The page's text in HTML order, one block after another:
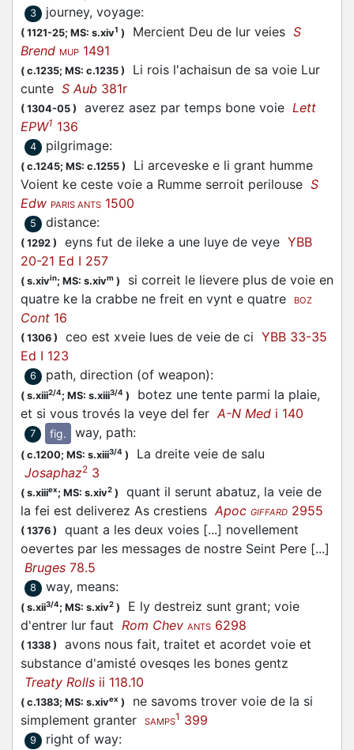
3 journey, voyage:
( 1121-25; MS: s.xiv1 ) Mercient Deu de lur veies S
Brend MUP 1491
( c.1235; MS: c.1235 )
Li rois l'achaisun de sa voie Lur
cunte S Aub 381r
( 1304-05 ) averez asez par temps bone voie Lett
EPW1 136
4 pilgrimage:
( c.1245; MS: c.1255 )
Li arceveske e li grant humme
Voient ke ceste voie a Rumme serroit perilouse S
Edw PARIS ANTS 1500
5 distance:
( 1292 ) eyns fut de ileke a une luye de veye YBB
20-21 Ed I 257
( s.xivin; MS: s.xivm )
si correit le lievere plus de voie en
quatre ke la crabbe ne freit en vynt e quatre
BOZ
Cont 16
( 1306 ) ceo est xveie lues de veie de ci YBB 33-35
Ed I 123
6 path, direction (of weapon):
( s.xiii2/4; MS: s.xiii3/4 )
botez une tente parmi la plaie,
et si vous trovés la veye del ferA-N Med i 140
7 fig. way, path:
( c.1200; MS: s.xiii3/4 )
La dreite veie de salu
Josaphaz2 3
( s.xiiiex; MS: s.xiv2 )
quant il serunt abatuz, la veie de
la fei est deliverez As crestiensApoc GIFFARD 2955
( 1376 )
quant a les deux voies [...] novellement
oevertes par les messages de nostre Seint Pere [...]
Bruges 78.5
8 way, means:
( s.xii3/4; MS: s.xiv2 )
E ly destreiz sunt grant; voie
d'entrer lur faut Rom Chev ANTS 6298
( 1338 )
avons nous fait, traitet et acordet voie et
substance d'amisté ovesqes les bones gentz
Treaty Rolls ii 118.10
( c.1383; MS: s.xivex )
ne savoms trover voie de la si
simplement granter
SAMPS1 399
9 right of way: